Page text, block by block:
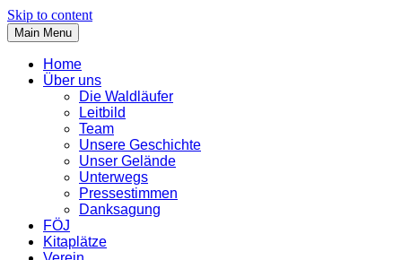
Skip to content
Main Menu
Home
Über uns
Die Waldläufer
Leitbild
Team
Unsere Geschichte
Unser Gelände
Unterwegs
Pressestimmen
Danksagung
FÖJ
Kitaplätze